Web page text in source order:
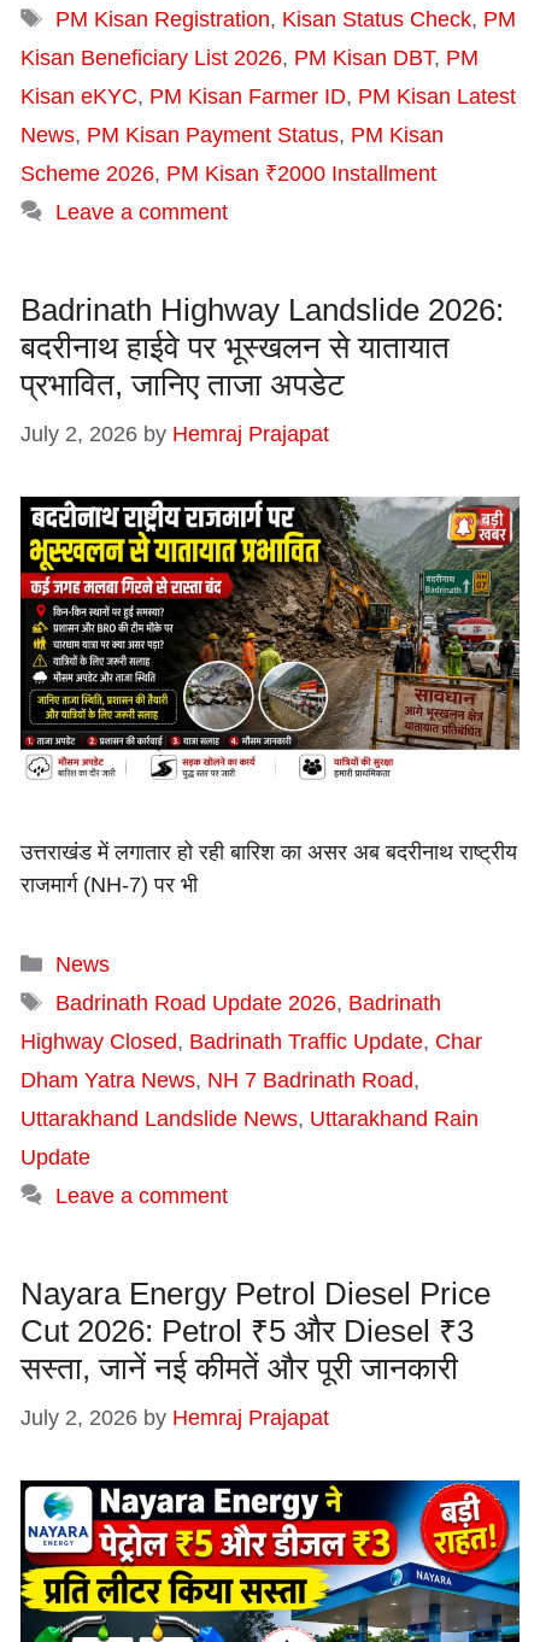
Tags
PM Kisan Registration, Kisan Status Check, PM
Kisan Beneficiary List 2026, PM Kisan DBT, PM
Kisan eKYC, PM Kisan Farmer ID, PM Kisan Latest
News, PM Kisan Payment Status, PM Kisan
Scheme 2026, PM Kisan ₹2000 Installment
Leave a comment
Badrinath Highway Landslide 2026:
बदरीनाथ हाईवे पर भूस्खलन से यातायात
प्रभावित, जानिए ताजा अपडेट
July 2, 2026 by Hemraj Prajapat
उत्तराखंड में लगातार हो रही बारिश का असर अब बदरीनाथ राष्ट्रीय
राजमार्ग (NH-7) पर भी
Categories
News
Tags
Badrinath Road Update 2026, Badrinath
Highway Closed, Badrinath Traffic Update, Char
Dham Yatra News, NH 7 Badrinath Road,
Uttarakhand Landslide News, Uttarakhand Rain
Update
Leave a comment
Nayara Energy Petrol Diesel Price
Cut 2026: Petrol ₹5 और Diesel ₹3
सस्ता, जानें नई कीमतें और पूरी जानकारी
July 2, 2026 by Hemraj Prajapat